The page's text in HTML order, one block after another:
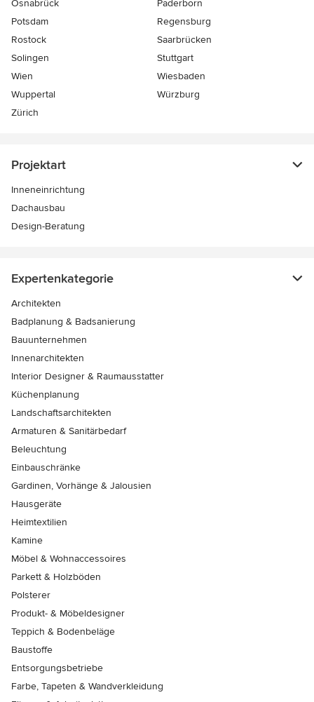
Osnabrück
Paderborn
Potsdam
Regensburg
Rostock
Saarbrücken
Solingen
Stuttgart
Wien
Wiesbaden
Wuppertal
Würzburg
Zürich
Projektart
Inneneinrichtung
Dachausbau
Design-Beratung
Expertenkategorie
Architekten
Badplanung & Badsanierung
Bauunternehmen
Innenarchitekten
Interior Designer & Raumausstatter
Küchenplanung
Landschaftsarchitekten
Armaturen & Sanitärbedarf
Beleuchtung
Einbauschränke
Gardinen, Vorhänge & Jalousien
Hausgeräte
Heimtextilien
Kamine
Möbel & Wohnaccessoires
Parkett & Holzböden
Polsterer
Produkt- & Möbeldesigner
Teppich & Bodenbeläge
Baustoffe
Entsorgungsbetriebe
Farbe, Tapeten & Wandverkleidung